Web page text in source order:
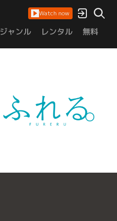
Watch now
ジャンル レンタル 無料